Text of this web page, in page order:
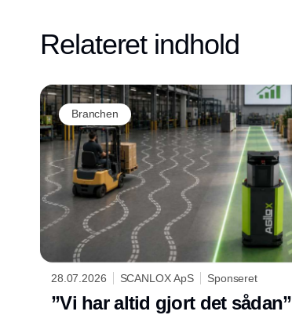
Relateret indhold
Branchen
28.07.2026 SCANLOX ApS Sponseret
”Vi har altid gjort det sådan”